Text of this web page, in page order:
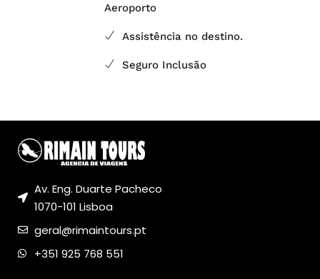
Aeroporto
Assistência no destino.
Seguro Inclusão
Av. Eng. Duarte Pacheco
1070-101 Lisboa
geral@rimaintours.pt
+351 925 768 551